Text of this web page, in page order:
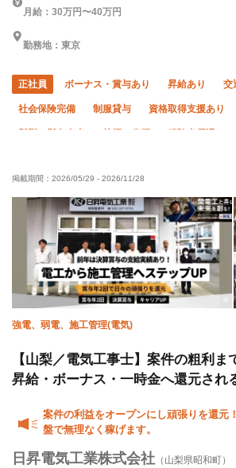
月給：30万円〜40万円
勤務地：東京
正社員 ボーナス・賞与あり 昇給あり 交
社会保険完備 制服貸与 資格取得支援あり
髪型・髪色自由 禁煙・分煙 経験者優遇
女性活躍中 夏季休暇 年末年始休暇
残業月10時間以下 残業月20時間以下 直帰
夜勤あり 転勤なし
掲載期間： 2026/05/29 - 2026/11/28
強電、弱電、施工管理(電気)
【山梨／電気工事士】案件の粗利ま
昇給・ボーナス・一時金へ還元され
案件の利益をオープンにし頑張りを還元
盤で無理なく稼げます。
日昇電気工業株式会社 （山梨県昭和町）